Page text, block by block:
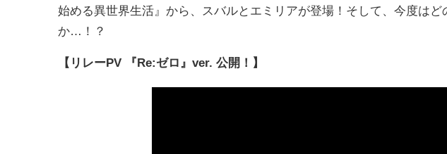
始める異世界生活』から、スバルとエミリアが登場！そして、今度は
か…！？
【リレーPV 『Re:ゼロ』ver. 公開！】